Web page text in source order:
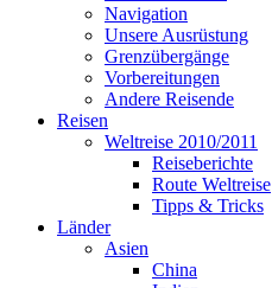
Navigation
Unsere Ausrüstung
Grenzübergänge
Vorbereitungen
Andere Reisende
Reisen
Weltreise 2010/2011
Reiseberichte
Route Weltreise
Tipps & Tricks
Länder
Asien
China